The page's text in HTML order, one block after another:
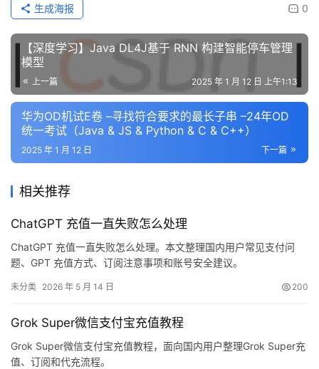
0
生成海报
【深度学习】Java DL4J基于 RNN 构建智能停车管理
模型
上一篇 2025 年 1 月 12 日 上午1:13
华为OD机试E卷 –寻找符合要求的最长子串 –24年OD
统一考试（Java & JS & Python & C & C++）
下一篇
2025 年 1 月 12 日
相关推荐
ChatGPT 充值一直失败怎么处理
ChatGPT 充值一直失败怎么处理。本文整理国内用户常见支付问
题、GPT 充值方式、订阅注意事项和账号安全建议。
未分类 2026 年 5 月 14 日 200
Grok Super微信支付宝充值教程
Grok Super微信支付宝充值教程，面向国内用户整理Grok Super充
值、订阅和代充流程。